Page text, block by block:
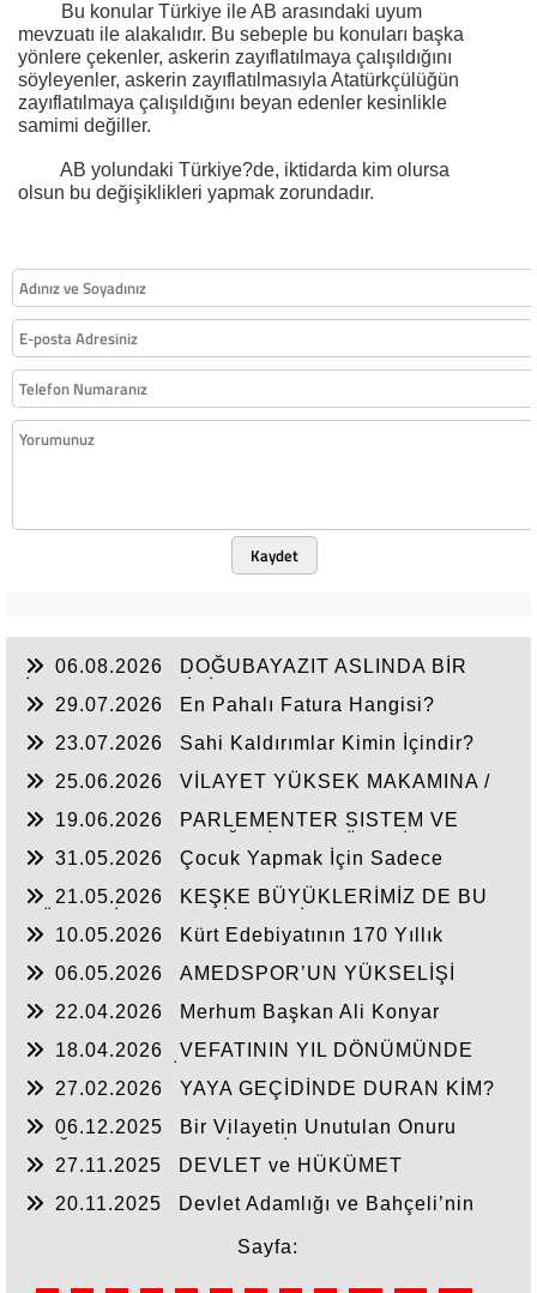
Bu konular Türkiye ile AB arasındaki uyum
mevzuatı ile alakalıdır. Bu sebeple bu konuları başka
yönlere çekenler, askerin zayıflatılmaya çalışıldığını
söyleyenler, askerin zayıflatılmasıyla Atatürkçülüğün
zayıflatılmaya çalışıldığını beyan edenler kesinlikle
samimi değiller.
AB yolundaki Türkiye?de, iktidarda kim olursa
olsun bu değişiklikleri yapmak zorundadır.
Kaydet
06.08.2026
DOĞUBAYAZIT ASLINDA BİR
29.07.2026
En Pahalı Fatura Hangisi?
23.07.2026
Sahi Kaldırımlar Kimin İçindir?
25.06.2026
VİLAYET YÜKSEK MAKAMINA /
19.06.2026
PARLEMENTER SISTEM VE
DEĞERLENDIRME
31.05.2026
Çocuk Yapmak İçin Sadece
21.05.2026
KEŞKE BÜYÜKLERİMİZ DE BU
10.05.2026
Kürt Edebiyatının 170 Yıllık
06.05.2026
AMEDSPOR’UN YÜKSELİŞİ
22.04.2026
Merhum Başkan Ali Konyar
18.04.2026
VEFATININ YIL DÖNÜMÜNDE
27.02.2026
YAYA GEÇİDİNDE DURAN KİM?
06.12.2025
Bir Vilayetin Unutulan Onuru
27.11.2025
DEVLET ve HÜKÜMET
20.11.2025
Devlet Adamlığı ve Bahçeli’nin
Sayfa: